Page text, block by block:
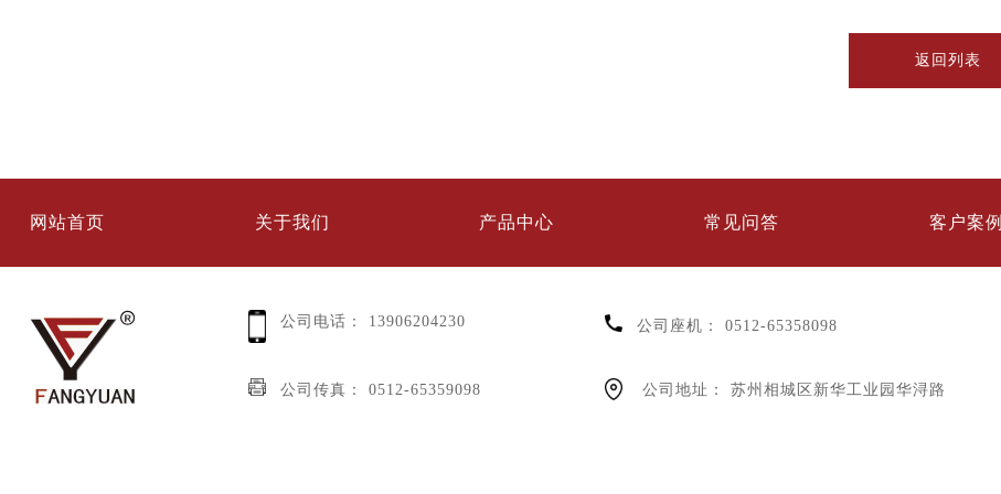
返回列表
网站首页 关于我们 产品中心 常见问答 客户案例
公司电话： 13906204230 公司座机： 0512-65358098
公司传真： 0512-65359098 公司地址： 苏州相城区新华工业园华浔路